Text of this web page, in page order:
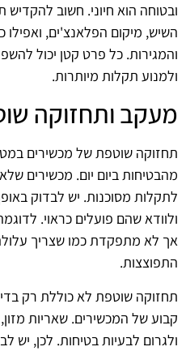
ובטוחה הוא חיוני. חשוב
השיש, מיקום הפלאנצ'ים, ואפילו
והמגירות. כל פרט קטן יכול
ולמנוע תקלות מיותרות.
מעקב ותחזוקה
תחזוקה שוטפת של מכשירים
מהבטיחות ביום יום. מכשירים
לתקלות מסוכנות. יש לבדוק
ולוודא שהם פועלים כראוי.
אך לא מתפקדת כמו שצריך
התפוצצות.
תחזוקה שוטפת לא כוללת רק
קבוע של המכשירים. שאריות
ולגרום לבעיות בטיחות. לכן, יש